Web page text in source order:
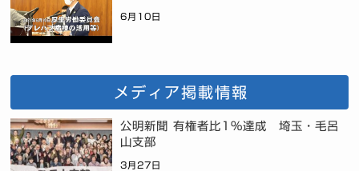
6月10日
メディア掲載情報
公明新聞 有権者比1%達成 埼玉・毛呂
山支部
3月27日